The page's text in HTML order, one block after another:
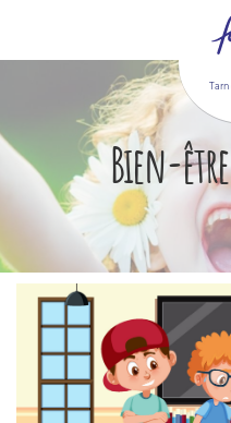
Tarn
Bien-